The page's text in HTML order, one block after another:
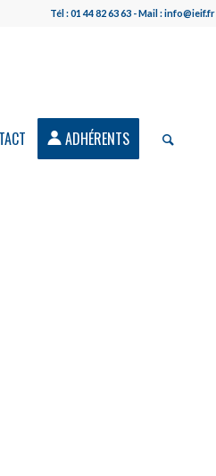
Tél : 01 44 82 63 63 - Mail : info@ieif.fr
ADHÉRENTS